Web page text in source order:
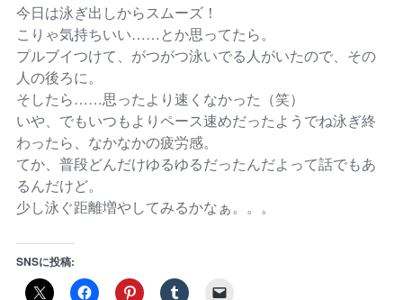
今日は泳ぎ出しからスムーズ！
こりゃ気持ちいい……とか思ってたら。
プルブイつけて、がつがつ泳いでる人がいたので、その
人の後ろに。
そしたら……思ったより速くなかった（笑）
いや、でもいつもよりペース速めだったようでね泳ぎ終
わったら、なかなかの疲労感。
てか、普段どんだけゆるゆるだったんだよって話でもあ
るんだけど。
少し泳ぐ距離増やしてみるかなぁ。。。
SNSに投稿: